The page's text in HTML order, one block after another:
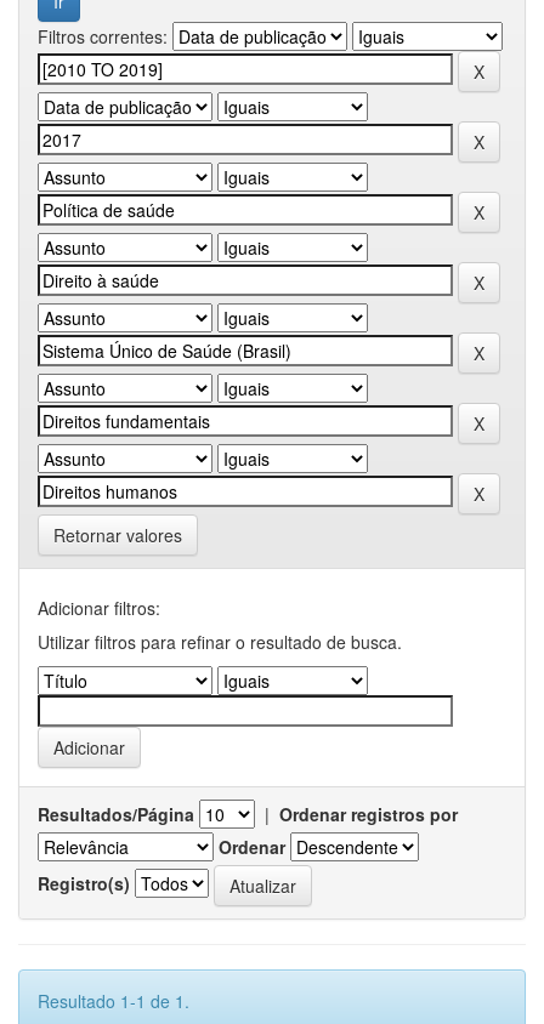
Filtros correntes:
Retornar valores
Adicionar filtros:
Utilizar filtros para refinar o resultado de busca.
Resultados/Página | Ordenar registros por
Ordenar
Registro(s)
Resultado 1-1 de 1.